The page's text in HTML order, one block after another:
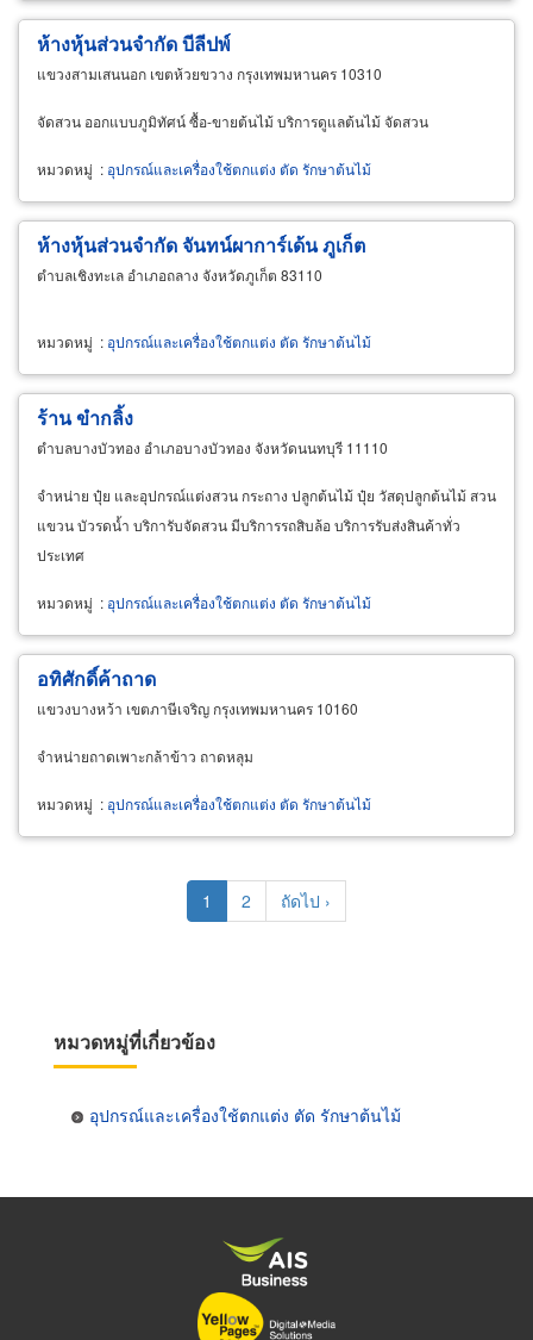
ห้างหุ้นส่วนจำกัด บีลีปพ์
แขวงสามเสนนอก เขตห้วยขวาง กรุงเทพมหานคร 10310
จัดสวน ออกแบบภูมิทัศน์ ซื้อ-ขายต้นไม้ บริการดูแลต้นไม้ จัดสวน
หมวดหมู่ : อุปกรณ์และเครื่องใช้ตกแต่ง ตัด รักษาต้นไม้
ห้างหุ้นส่วนจำกัด จันทน์ผาการ์เด้น ภูเก็ต
ตำบลเชิงทะเล อำเภอถลาง จังหวัดภูเก็ต 83110
หมวดหมู่ : อุปกรณ์และเครื่องใช้ตกแต่ง ตัด รักษาต้นไม้
ร้าน ขำกลิ้ง
ตำบลบางบัวทอง อำเภอบางบัวทอง จังหวัดนนทบุรี 11110
จำหน่าย ปุ๋ย และอุปกรณ์แต่งสวน กระถาง ปลูกต้นไม้ ปุ๋ย วัสดุปลูกต้นไม้ สวน
แขวน บัวรดน้ำ บริการับจัดสวน มีบริการรถสิบล้อ บริการรับส่งสินค้าทั่ว
ประเทศ
หมวดหมู่ : อุปกรณ์และเครื่องใช้ตกแต่ง ตัด รักษาต้นไม้
อทิศักดิ์ค้าถาด
แขวงบางหว้า เขตภาษีเจริญ กรุงเทพมหานคร 10160
จำหน่ายถาดเพาะกล้าข้าว ถาดหลุม
หมวดหมู่ : อุปกรณ์และเครื่องใช้ตกแต่ง ตัด รักษาต้นไม้
Current
page
1 Page
2
Next
page
ถัดไป ›
หมวดหมู่ที่เกี่ยวข้อง
อุปกรณ์และเครื่องใช้ตกแต่ง ตัด รักษาต้นไม้